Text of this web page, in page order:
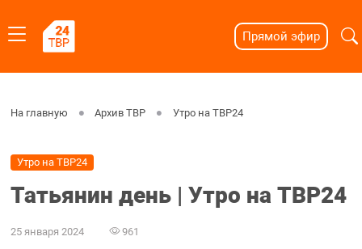
Прямой эфир
На главную Архив ТВР Утро на ТВР24
Утро на ТВР24
Татьянин день | Утро на ТВР24
25 января 2024 961